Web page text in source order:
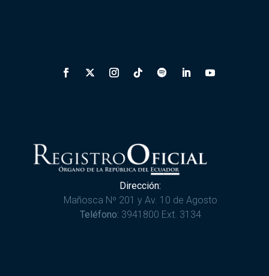
Dirección:
Mañosca Nº 201 y Av. 10 de Agosto
Teléfono: 3941800 Ext. 3134